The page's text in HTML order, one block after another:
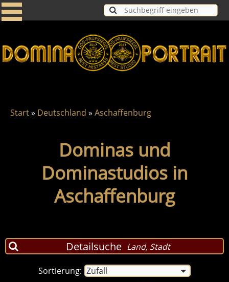
Start» Deutschland » Aschaffenburg
Dominas und
Dominastudios in
Aschaffenburg
Detailsuche Land, Stadt
Sortierung: Zufall